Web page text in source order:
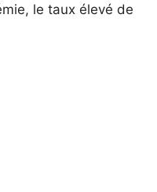
le taux élevé de